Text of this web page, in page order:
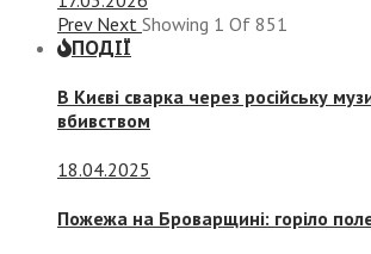
Prev Next Showing 1 Of 851
ПОДІЇ
В Києві сварка через російську
вбивством
18.04.2025
Пожежа на Броварщині: горіло